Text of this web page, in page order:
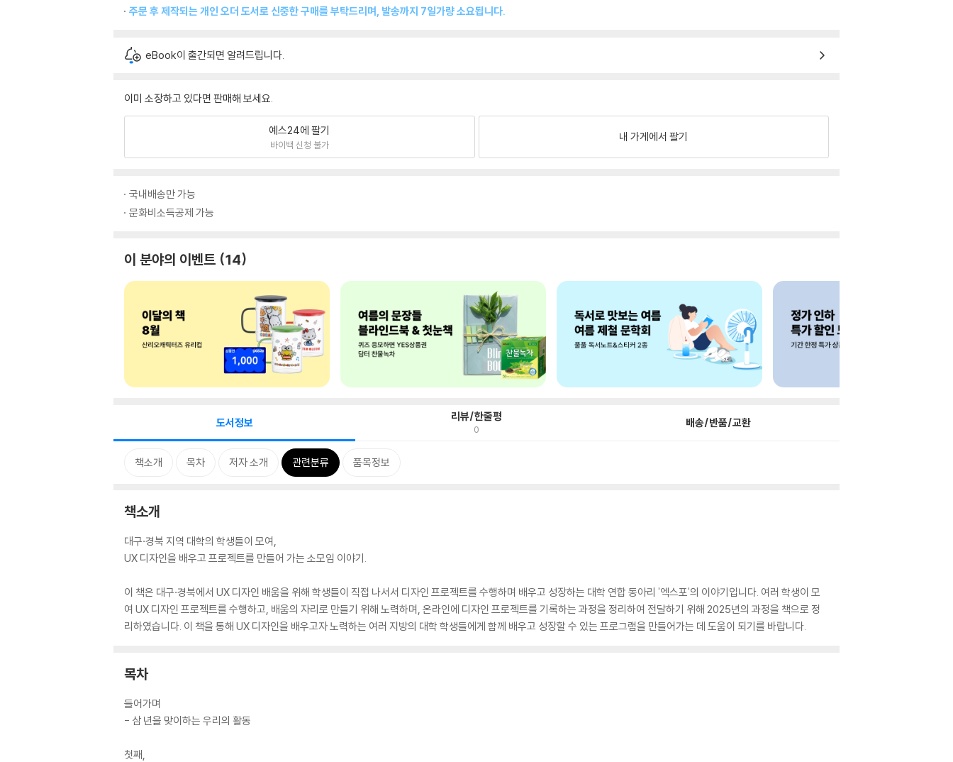
주문 후 제작되는 개인 오더 도서로 신중한 구매를 부탁드리며, 발송까지 7일가량 소요됩니다.
eBook이 출간되면 알려드립니다.
이미 소장하고 있다면 판매해 보세요.
예스24에 팔기
바이백 신청 불가
내 가게에서 팔기
국내배송만 가능
문화비소득공제 가능
이 분야의 이벤트 14
도서정보 리뷰/한줄평
0 배송/반품/교환
책소개 목차 저자 소개 관련분류 품목정보
책소개
대구·경북 지역 대학의 학생들이 모여,
UX 디자인을 배우고 프로젝트를 만들어 가는 소모임 이야기.
이 책은 대구·경북에서 UX 디자인 배움을 위해 학생들이 직접 나서서 디자인 프로젝트를 수행하며 배우고 성장하는 대학 연합 동아리 '엑스포'의 이야기입니다. 여러 학생이 모
여 UX 디자인 프로젝트를 수행하고, 배움의 자리로 만들기 위해 노력하며, 온라인에 디자인 프로젝트를 기록하는 과정을 정리하여 전달하기 위해 2025년의 과정을 책으로 정
리하였습니다. 이 책을 통해 UX 디자인을 배우고자 노력하는 여러 지방의 대학 학생들에게 함께 배우고 성장할 수 있는 프로그램을 만들어가는 데 도움이 되기를 바랍니다.
목차
들어가며
- 삼 년을 맞이하는 우리의 활동
첫째,